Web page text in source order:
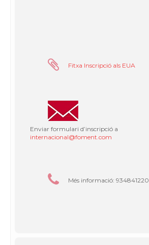
Fitxa Inscripció als EUA
Enviar formulari d’inscripció a
internacional@foment.com
Més informació: 934841220